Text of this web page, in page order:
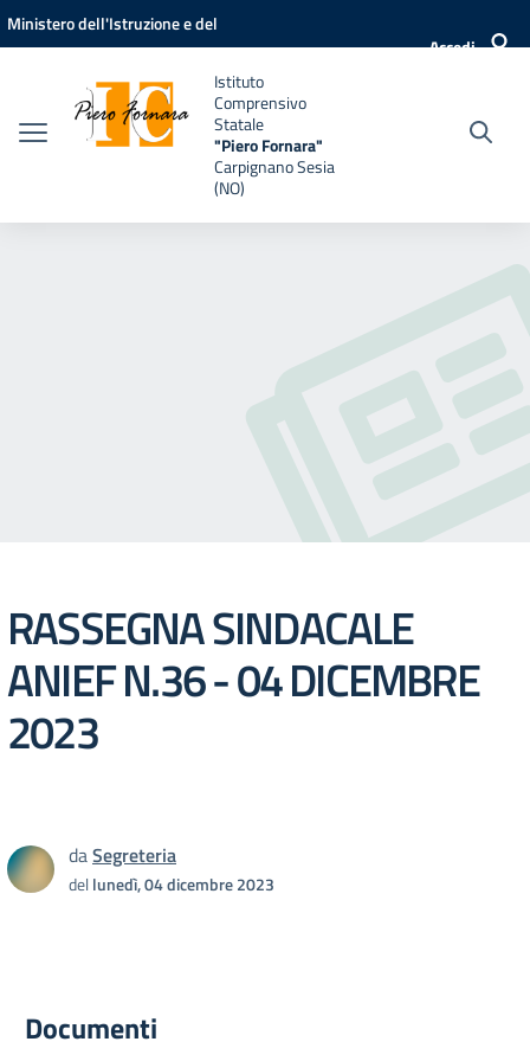
Vai ai contenuti
Vai al menu di navigazione
Vai al footer
Ministero dell'Istruzione e del
Accedi
Istituto
Comprensivo
Statale
"Piero Fornara"
Carpignano Sesia
(NO)
RASSEGNA SINDACALE
ANIEF N.36 - 04 DICEMBRE
2023
daSegreteria
dellunedì, 04 dicembre 2023
Documenti